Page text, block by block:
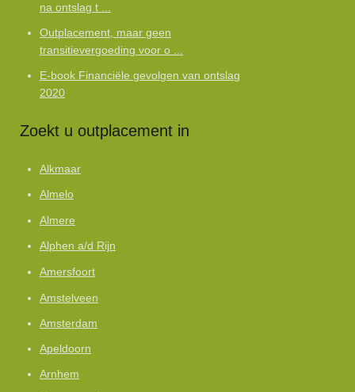
na ontslag t ...
Outplacement, maar geen
transitievergoeding voor o ...
E-book Financiële gevolgen van ontslag
2020
Zoekt u outplacement in
Alkmaar
Almelo
Almere
Alphen a/d Rijn
Amersfoort
Amstelveen
Amsterdam
Apeldoorn
Arnhem